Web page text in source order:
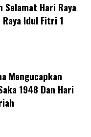
Selamat Hari Raya
Raya Idul Fitri 1
Mengucapkan
1948 Dan Hari